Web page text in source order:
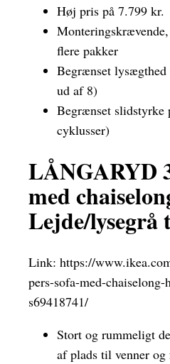
Høj pris på 7.799 kr.
flere pakker
Begrænset
ud af 8)
Begrænset slidstyrke
cyklusser)
LÅNGARYD
med
Lejde/
Link: https://
pers-sofa-med-
s69418741/
Stort og rummeligt
af plads til venner